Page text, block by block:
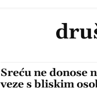
Sreću ne donose
veze s bliskim